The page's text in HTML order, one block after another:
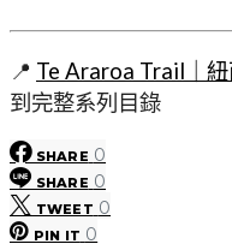
📍 Te Araroa Trail｜
到完整系列目錄
SHARE 0
SHARE 0
TWEET 0
PIN IT 0